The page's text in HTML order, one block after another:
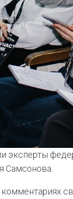
эксперты
Самсонова.